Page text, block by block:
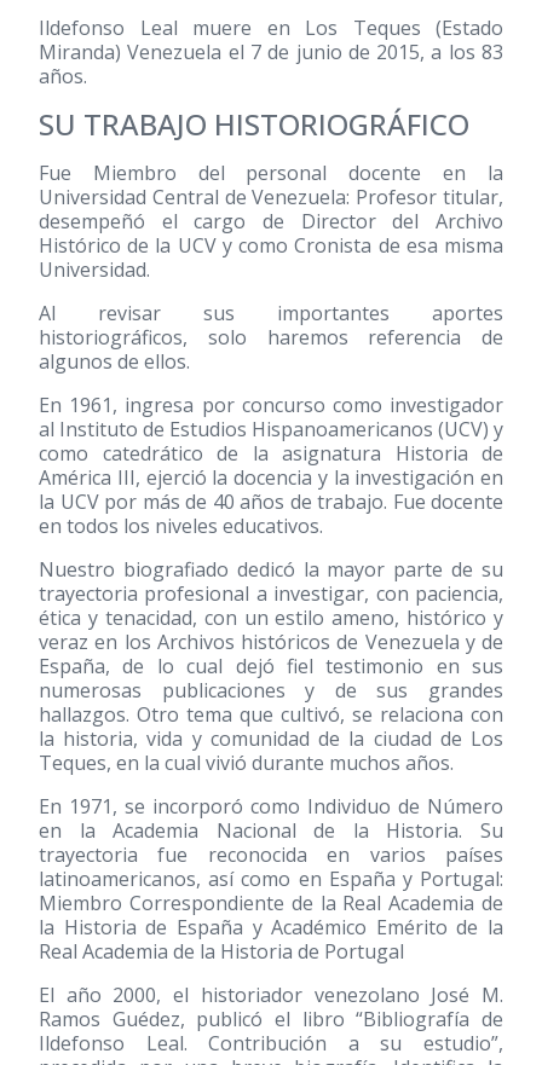
Ildefonso Leal muere en Los Teques (Estado
Miranda) Venezuela el 7 de junio de 2015, a los 83
años.
SU TRABAJO HISTORIOGRÁFICO
Fue Miembro del personal docente en la
Universidad Central de Venezuela: Profesor titular,
desempeñó el cargo de Director del Archivo
Histórico de la UCV y como Cronista de esa misma
Universidad.
Al revisar sus importantes aportes
historiográficos, solo haremos referencia de
algunos de ellos.
En 1961, ingresa por concurso como investigador
al Instituto de Estudios Hispanoamericanos (UCV) y
como catedrático de la asignatura Historia de
América III, ejerció la docencia y la investigación en
la UCV por más de 40 años de trabajo. Fue docente
en todos los niveles educativos.
Nuestro biografiado dedicó la mayor parte de su
trayectoria profesional a investigar, con paciencia,
ética y tenacidad, con un estilo ameno, histórico y
veraz en los Archivos históricos de Venezuela y de
España, de lo cual dejó fiel testimonio en sus
numerosas publicaciones y de sus grandes
hallazgos. Otro tema que cultivó, se relaciona con
la historia, vida y comunidad de la ciudad de Los
Teques, en la cual vivió durante muchos años.
En 1971, se incorporó como Individuo de Número
en la Academia Nacional de la Historia. Su
trayectoria fue reconocida en varios países
latinoamericanos, así como en España y Portugal:
Miembro Correspondiente de la Real Academia de
la Historia de España y Académico Emérito de la
Real Academia de la Historia de Portugal
El año 2000, el historiador venezolano José M.
Ramos Guédez, publicó el libro “Bibliografía de
Ildefonso Leal. Contribución a su estudio”,